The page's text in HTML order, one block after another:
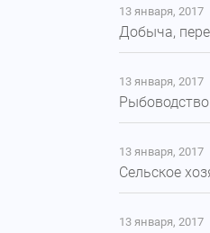
13 января, 2017
Добыча,
13 января, 2017
13 января, 2017
Сельское
13 января, 2017